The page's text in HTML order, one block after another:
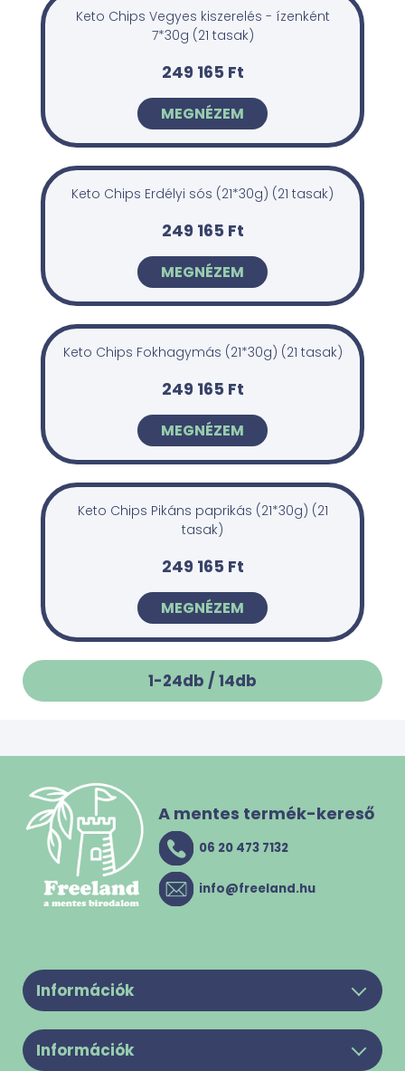
Keto Chips Vegyes kiszerelés - ízenként
7*30g (21 tasak)
249 165 Ft
MEGNÉZEM
Keto Chips Erdélyi sós (21*30g) (21 tasak)
249 165 Ft
MEGNÉZEM
Keto Chips Fokhagymás (21*30g) (21 tasak)
249 165 Ft
MEGNÉZEM
Keto Chips Pikáns paprikás (21*30g) (21
tasak)
249 165 Ft
MEGNÉZEM
1-24db / 14db
A mentes termék-kereső
06 20 473 7132
info@freeland.hu
Információk
Felhasználási feltételek
Információk